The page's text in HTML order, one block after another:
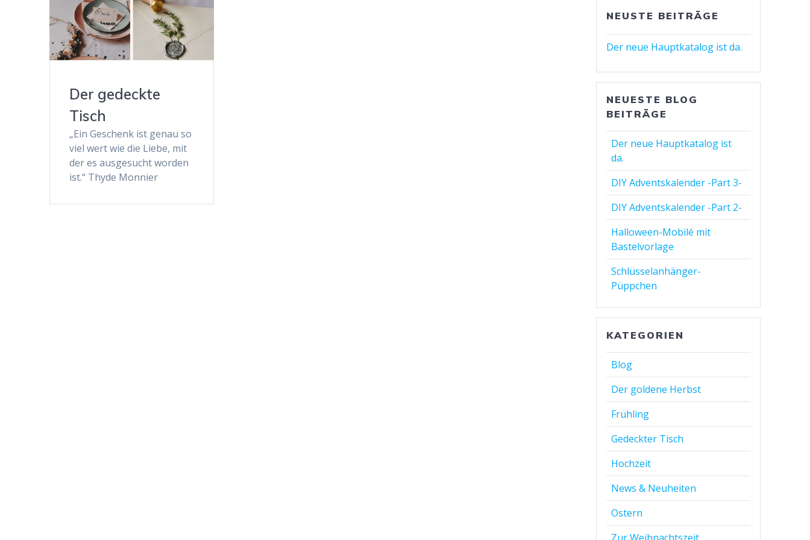
Der gedeckte
Tisch
„Ein Geschenk ist genau so
viel wert wie die Liebe, mit
der es ausgesucht worden
ist.“ Thyde Monnier
NEUSTE BEITRÄGE
Der neue Hauptkatalog ist da.
NEUESTE BLOG
BEITRÄGE
Der neue Hauptkatalog ist
da.
DIY Adventskalender -Part 3-
DIY Adventskalender -Part 2-
Halloween-Mobilé mit
Bastelvorlage
Schlüsselanhänger-
Püppchen
KATEGORIEN
Blog
Der goldene Herbst
Frühling
Gedeckter Tisch
Hochzeit
News & Neuheiten
Ostern